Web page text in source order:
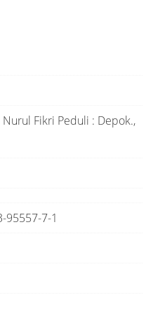
Nurul Fikri Peduli : Depok.,
95557-7-1